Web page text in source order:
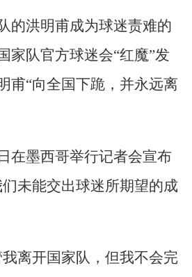
的洪明甫成为球迷责难的
家队官方球迷会“红魔”发
甫“向全国下跪，并永远离
在墨西哥举行记者会宣布
未能交出球迷所期望的成
离开国家队，但我不会完